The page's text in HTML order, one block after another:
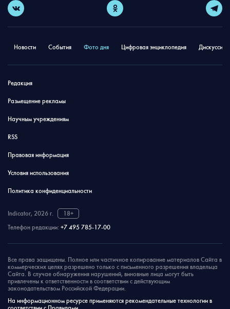
Новости События Фото дня Цифровая энциклопедия
Редакция
Размещение рекламы
Научным учреждениям
RSS
Правовая информация
Условия использования
Политика конфиденциальности
Indicator, 2026 г.
18+
Телефон редакции: +7 495 785-17-00
Все права защищены. Полное или частичное копирование материалов Сайта в
коммерческих целях разрешено только с письменного разрешения владельца
Сайта. В случае обнаружения нарушений, виновные лица могут быть
привлечены к ответственности в соответствии с действующим
законодательством Российской Федерации.
На информационном ресурсе применяются рекомендательные технологии в